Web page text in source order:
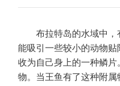
布拉特岛的水域中，
能吸引一些较小的动物
收为自己身上的一种鳞
物。当王鱼有了这种附